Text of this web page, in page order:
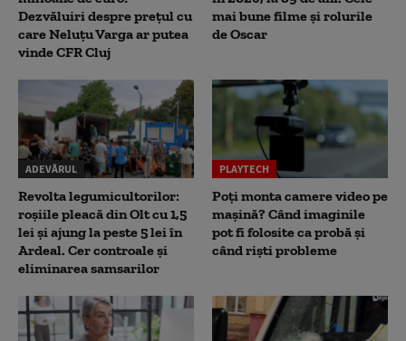
Dezvăluiri despre prețul cu
care Neluțu Varga ar putea
vinde CFR Cluj
mai bune filme și rolurile
de Oscar
ADEVĂRUL
Revolta legumicultorilor:
roșiile pleacă din Olt cu 1,5
lei și ajung la peste 5 lei în
Ardeal. Cer controale și
eliminarea samsarilor
PLAYTECH
Poți monta camere video pe
mașină? Când imaginile
pot fi folosite ca probă și
când riști probleme